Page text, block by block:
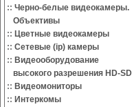
:: Черно-белые видеокамеры.
Объективы
:: Цветные видеокамеры
:: Сетевые (ip) камеры
:: Видеооборудование
высокого разрешения HD-SDI
:: Видеомониторы
:: Интеркомы